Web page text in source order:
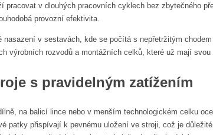
pracovat v dlouhých pracovních cyklech bez zbytečného
provozní efektivita.
v sestavách, kde se počítá s nepřetržitým
výrobních rozvodů a montážních celků, které už mají svou
s pravidelným zatížením
na balicí lince nebo v menším technologickém celku
patky přispívají k pevnému uložení ve stroji, což je